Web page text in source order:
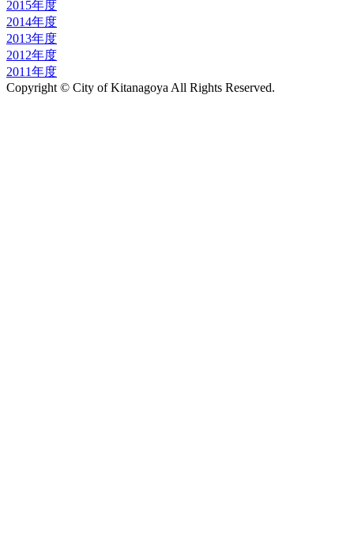
2015年度
2014年度
2013年度
2012年度
2011年度
Copyright © City of Kitanagoya All Rights Reserved.